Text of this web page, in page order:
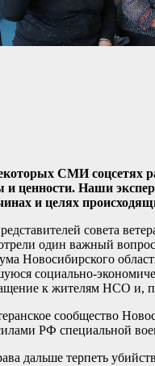
СМИ соцсетях
ценности. Наши
и целях
совета
один важный
Новосибирского
социально-
к жителям НСО и,
сообщество
РФ специальной
дальше терпеть